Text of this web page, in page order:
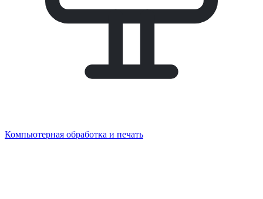
Компьютерная обработка и печать